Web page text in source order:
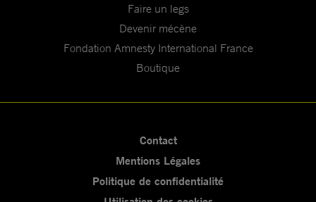
Faire un legs
Devenir mécène
Fondation Amnesty International France
Boutique
Contact
Mentions Légales
Politique de confidentialité